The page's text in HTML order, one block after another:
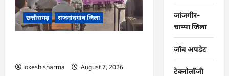
में
हत्या
के
बाद
तनाव
छत्तीसगढ़ राजनांदगांव जिला
lokesh sharma
August 7, 2026
जांजगीर-
चाम्पा जिला
जॉब अपडेट
टेक्नोलॉजी